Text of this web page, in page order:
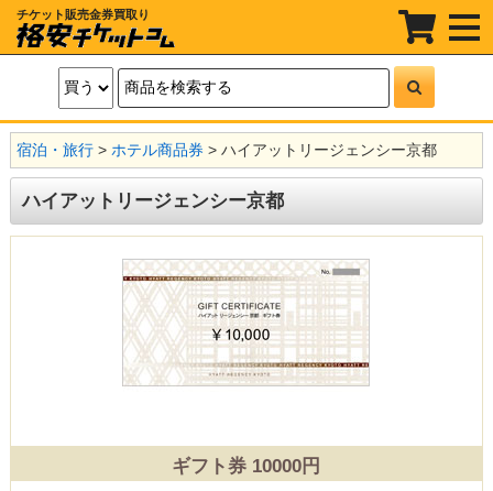
チケット販売金券買取り
t
o
g
n
a
i
i
宿泊・旅行> ホテル商品券 > ハイアットリージェンシー京都
ハイアットリージェンシー京都
ギフト券 10000円